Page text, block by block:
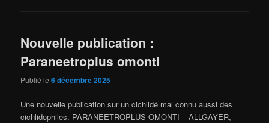
Nouvelle publication :
Paraneetroplus omonti
Publié le6 décembre 2025
Une nouvelle publication sur un cichlidé mal connu aussi des
cichlidophiles. PARANEETROPLUS OMONTI – ALLGAYER,